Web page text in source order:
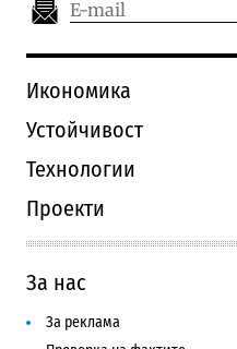
Икономика
Устойчивост
Технологии
Проекти
За нас
За реклама